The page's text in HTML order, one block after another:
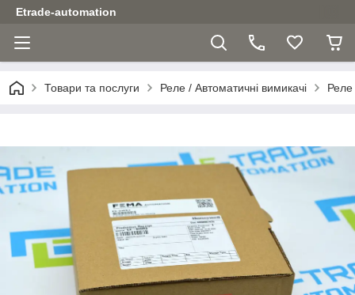
Etrade-automation
Товари та послуги Реле / Автоматичні вимикачі Реле